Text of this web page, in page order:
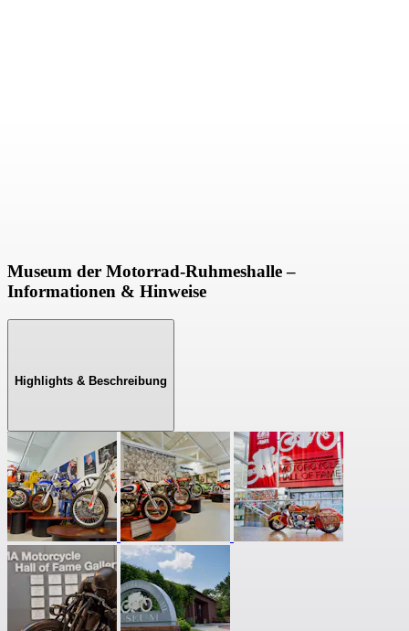
Museum der Motorrad-Ruhmeshalle –
Informationen & Hinweise
Highlights & Beschreibung